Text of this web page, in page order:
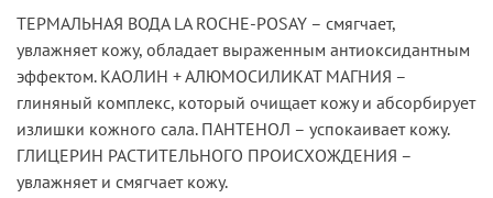
ТЕРМАЛЬНАЯ ВОДА LA ROCHE-POSAY – смягчает,
увлажняет кожу, обладает выраженным антиоксидантным
эффектом. КАОЛИН + АЛЮМОСИЛИКАТ МАГНИЯ –
глиняный комплекс, который очищает кожу и абсорбирует
излишки кожного сала. ПАНТЕНОЛ – успокаивает кожу.
ГЛИЦЕРИН РАСТИТЕЛЬНОГО ПРОИСХОЖДЕНИЯ –
увлажняет и смягчает кожу.